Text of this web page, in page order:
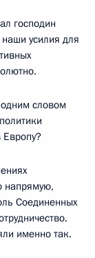
господин
усилия для
словом
напрямую,
Соединенных
именно так.